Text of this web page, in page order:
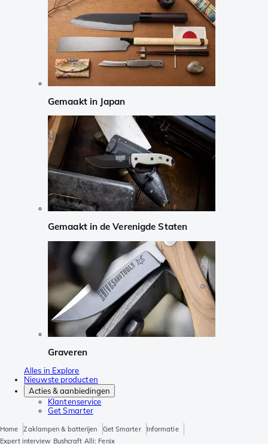
Gemaakt in Japan
Gemaakt in de Verenigde Staten
Graveren
Alles in Explore
Nieuwste producten
Acties & aanbiedingen
Klantenservice
Get Smarter
Home Zaklampen & batterijen Get Smarter
Informatie
Expert interview Bushcraft Alli: Fenix